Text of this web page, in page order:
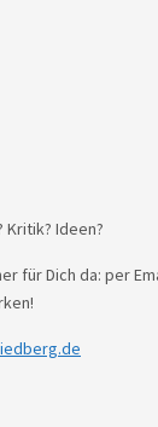
Kritik? Ideen?
für Dich da: per